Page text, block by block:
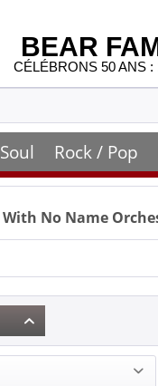
BEAR
CÉLÉBRONS 50 ANS :
Rock / Pop
No Name